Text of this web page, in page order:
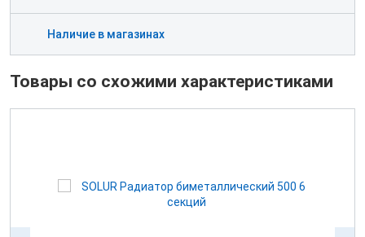
Наличие в магазинах
Товары со схожими характеристиками